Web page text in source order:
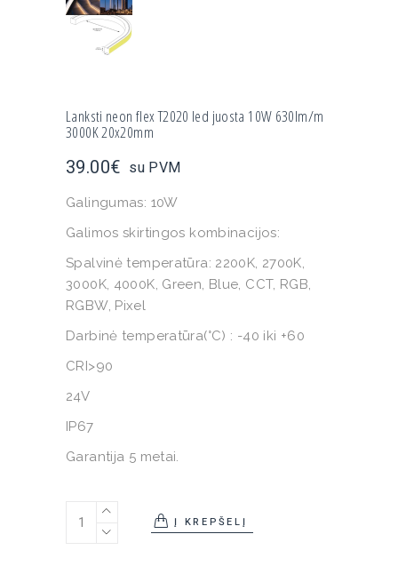
Lanksti neon flex T2020 led juosta 10W 630lm/m
3000K 20x20mm
39.00€ su PVM
Galingumas: 10W
Galimos skirtingos kombinacijos:
Spalvinė temperatūra: 2200K, 2700K,
3000K, 4000K, Green, Blue, CCT, RGB,
RGBW, Pixel
Darbinė temperatūra(°C) : -40 iki +60
CRI>90
24V
IP67
Garantija 5 metai.
Lanksti neon flex T2020 led juosta 10W 630lm/m
Į KREPŠELĮ